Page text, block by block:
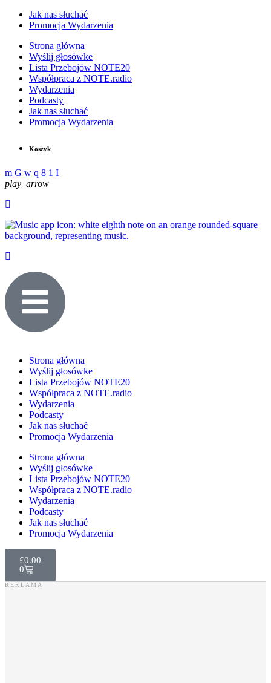
Jak nas słuchać
Promocja Wydarzenia
Strona główna
Wyślij głosówke
Lista Przebojów NOTE20
Współpraca z NOTE.radio
Wydarzenia
Podcasty
Jak nas słuchać
Promocja Wydarzenia
Koszyk
play_arrow
Strona główna
Wyślij głosówke
Lista Przebojów NOTE20
Współpraca z NOTE.radio
Wydarzenia
Podcasty
Jak nas słuchać
Promocja Wydarzenia
Strona główna
Wyślij głosówke
Lista Przebojów NOTE20
Współpraca z NOTE.radio
Wydarzenia
Podcasty
Jak nas słuchać
Promocja Wydarzenia
£0.00
0